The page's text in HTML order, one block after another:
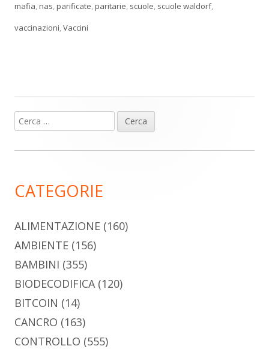
mafia,nas,parificate,paritarie, scuole, scuole waldorf,
vaccinazioni,Vaccini
Barra
laterale
Ricerca
per:
CATEGORIE
ALIMENTAZIONE (160)
AMBIENTE (156)
BAMBINI (355)
BIODECODIFICA(120)
BITCOIN (14)
CANCRO (163)
CONTROLLO (555)